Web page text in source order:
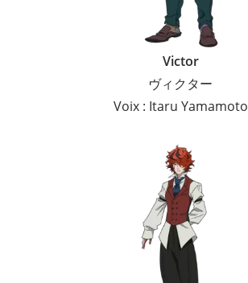
Victor
ヴィクター
Voix : Itaru Yamamoto